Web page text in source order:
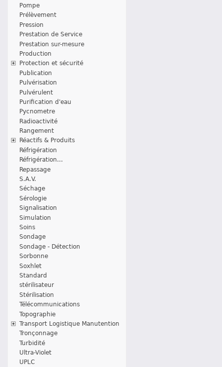
Pompe
Prélèvement
Pression
Prestation de Service
Prestation sur-mesure
Production
Protection et sécurité
Publication
Pulvérisation
Pulvérulent
Purification d'eau
Pycnometre
Radioactivité
Rangement
Réactifs & Produits
Réfrigération
Réfrigération...
Repassage
S.A.V.
Séchage
Sérologie
Signalisation
Simulation
Soins
Sondage
Sondage - Détection
Sorbonne
Soxhlet
Standard
stérilisateur
Stérilisation
Télécommunications
Topographie
Transport Logistique Manutention
Tronçonnage
Turbidité
Ultra-Violet
UPLC